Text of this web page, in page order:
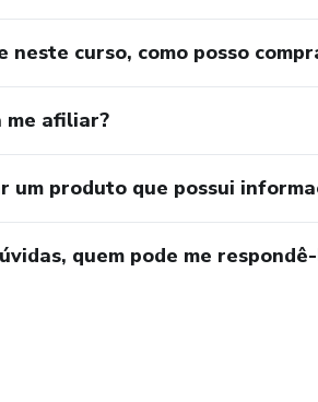
neste curso, como posso
me afiliar?
um produto que possui
quem pode me